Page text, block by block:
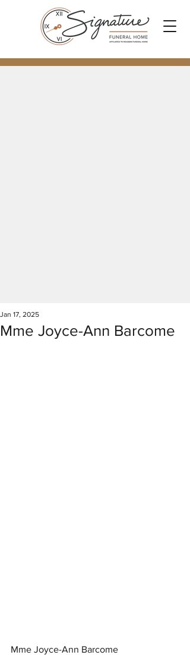
Mme Joyce-Ann Barcome
Jan 17, 2025
Mme Joyce-Ann Barcome